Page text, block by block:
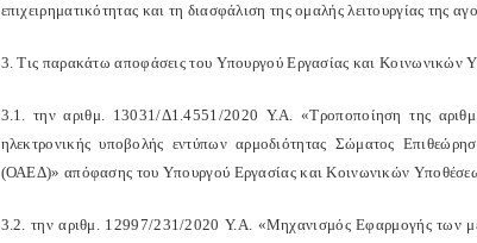
επιχειρηματικότητας και τη διασφάλιση της ομαλής λειτουργίας
3. Τις παρακάτω αποφάσεις του Υπουργού Εργασίας και Κοινωνικών
3.1. την αριθμ. 13031/Δ1.4551/2020 Υ.A. «Τροποποίηση της
ηλεκτρονικής υποβολής εντύπων αρμοδιότητας Σώματος
(ΟΑΕΔ)» απόφασης του Υπουργού Εργασίας και Κοινωνικών
3.2. την αριθμ. 12997/231/2020 Y.A. «Μηχανισμός Εφαρμογής των